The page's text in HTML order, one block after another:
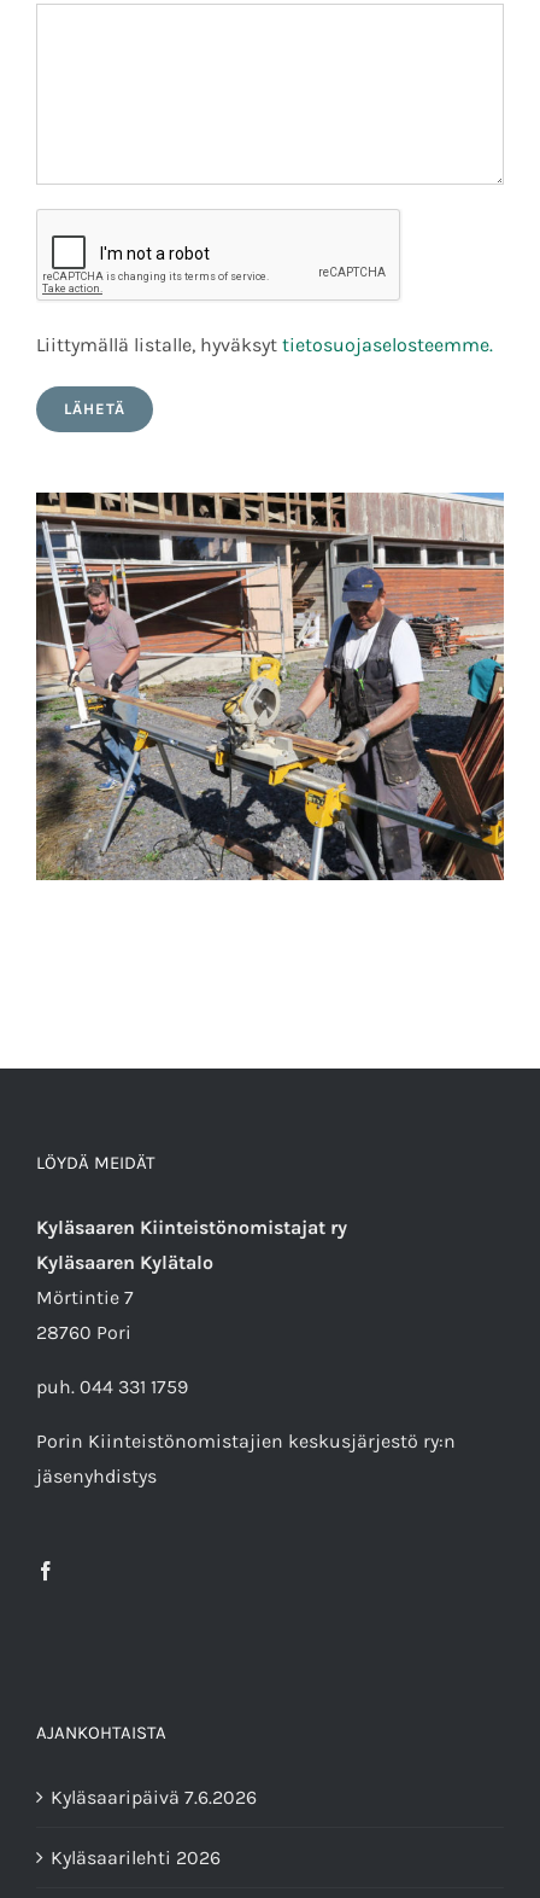
Liittymällä listalle, hyväksyt tietosuojaselosteemme.
LÖYDÄ MEIDÄT
Kyläsaaren Kiinteistönomistajat ry
Kyläsaaren Kylätalo
Mörtintie 7
28760 Pori
puh. 044 331 1759
Porin Kiinteistönomistajien keskusjärjestö ry:n
jäsenyhdistys
AJANKOHTAISTA
Kyläsaaripäivä 7.6.2026
Kyläsaarilehti 2026